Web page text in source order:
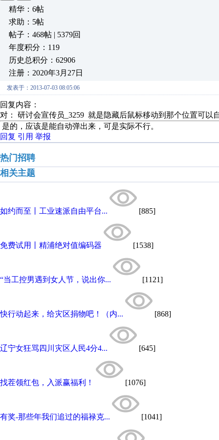
精华：6帖
求助：5帖
帖子：468帖 | 5379回
年度积分：119
历史总积分：62906
注册：2020年3月27日
发表于：2013-07-03 08:05:06
回复内容：
对： 研讨会宣传员_3259 就是隐藏后鼠标移动到那个位置可以
是的，应该是能自动弹出来，可是实际不行。
回复 引用 举报
热门招聘
相关主题
如约而至丨工业速派自由平台... [885]
免费试用丨精浦绝对值编码器 [1538]
“当工控男遇到女人节，说出你... [1121]
快行动起来，给灾区捐物吧！（内... [868]
辽宁女狂骂四川灾区人民4分4... [645]
找茬领红包，入派赢福利！ [1076]
有奖-那些年我们追过的福禄克... [1041]